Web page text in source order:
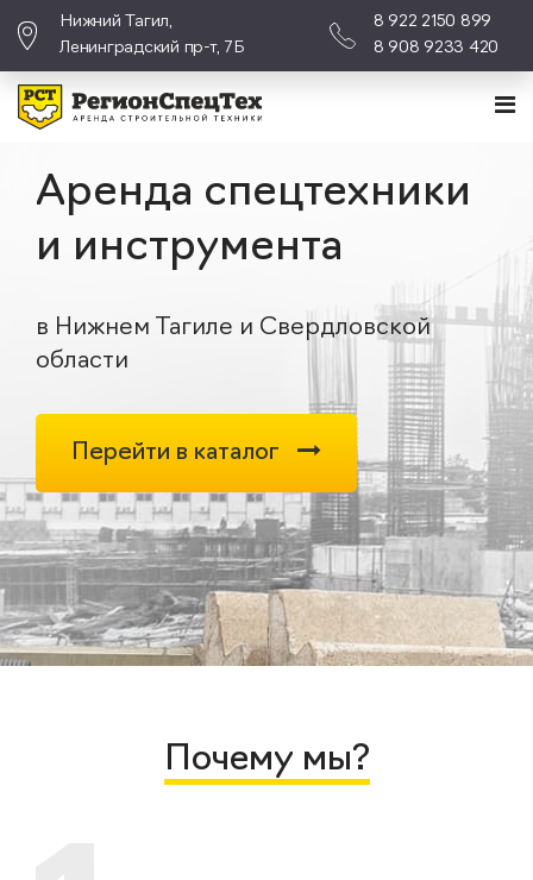
Нижний Тагил,
Ленинградский пр-т, 7Б
8 922 2150 899
8 908 9233 420
Аренда спецтехники
и инструмента
в Нижнем Тагиле и Свердловской
области
Перейти в каталог
Почему мы?